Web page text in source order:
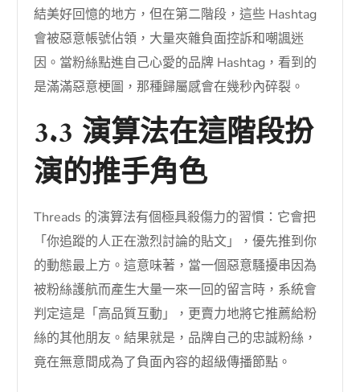
結美好回憶的地方，但在第二階段，這些 Hashtag
會被惡意帳號佔領，大量夾雜負面控訴和嘲諷迷
因。當粉絲點進自己心愛的品牌 Hashtag，看到的
是滿滿惡意梗圖，那種歸屬感會在幾秒內碎裂。
3.3 演算法在這階段扮
演的推手角色
Threads 的演算法有個極具殺傷力的習慣：它會把
「你追蹤的人正在激烈討論的貼文」，優先推到你
的動態最上方。這意味著，當一個惡意騷擾串因為
被粉絲護航而產生大量一來一回的留言時，系統會
判定這是「高品質互動」，更賣力地將它推薦給粉
絲的其他朋友。結果就是，品牌自己的忠誠粉絲，
竟在無意間成為了負面內容的超級傳播節點。